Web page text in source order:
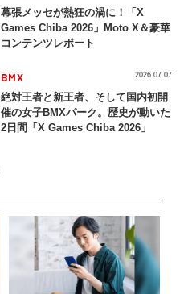
幕張メッセが熱狂の渦に！「X
Games Chiba 2026」Moto X＆豪華
コンテンツレポート
BMX
絶対王者と新王者、そして国内初開
催の女子BMXパーク。歴史が動いた
2日間「X Games Chiba 2026」
2026.07.07